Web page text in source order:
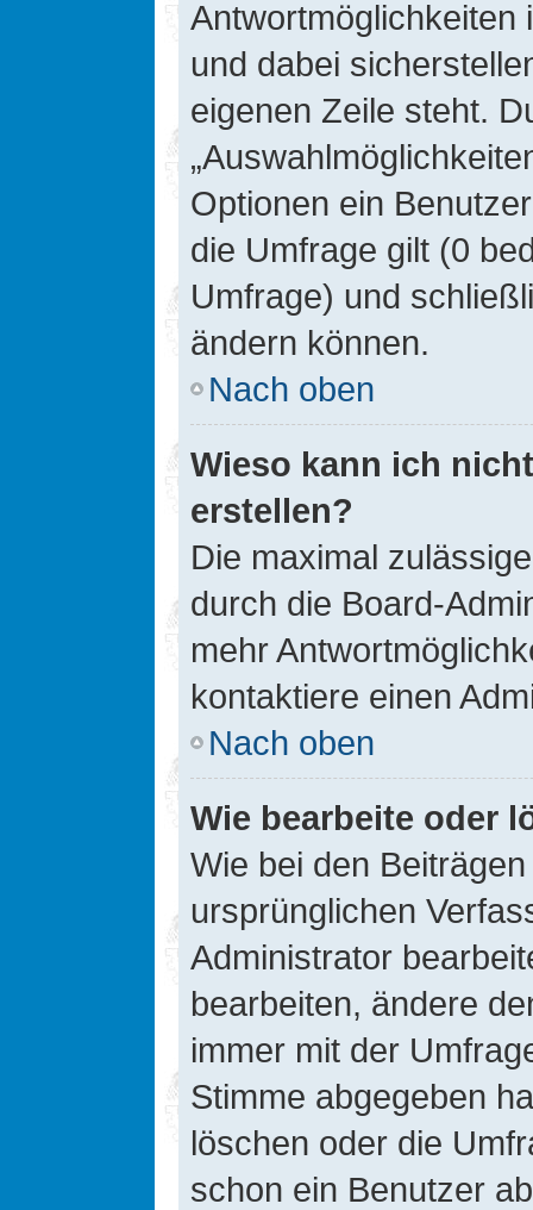
Antwortmöglichkeiten
und dabei
eigenen Zeile steht.
Optionen ein
die Umfrage gilt (0
Umfrage) und
ändern können.
Nach oben
Wieso kann ich
erstellen?
Die maximal
durch die Board-
mehr
kontaktiere einen
Nach oben
Wie bearbeite oder
Wie bei den
ursprünglichen
Administrator
bearbeiten, ändere
immer mit der
Stimme abgegeben
löschen oder die
schon ein Benutzer